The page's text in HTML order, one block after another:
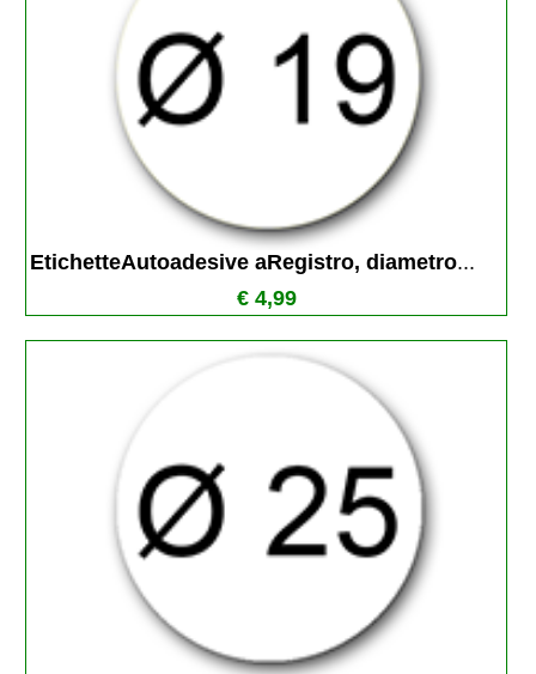
EtichetteAutoadesive aRegistro, diametro...
€ 4,99